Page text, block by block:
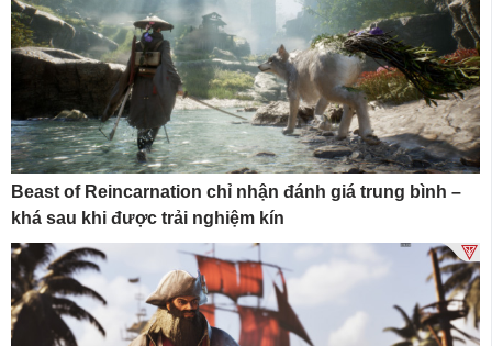
Beast of Reincarnation chỉ nhận đánh giá trung bình –
khá sau khi được trải nghiệm kín